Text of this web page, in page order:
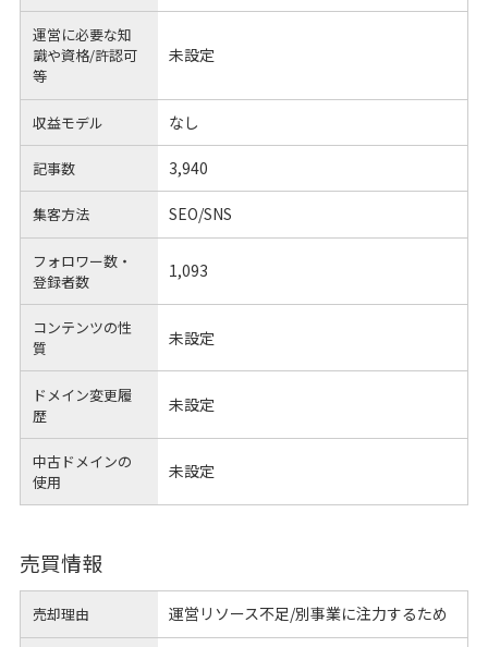
運営に必要な知
識や資格/許認可
等
未設定
収益モデル なし
記事数 3,940
集客方法 SEO/SNS
フォロワー数・
登録者数
1,093
コンテンツの性
質
未設定
ドメイン変更履
歴
未設定
中古ドメインの
使用
未設定
売買情報
売却理由 運営リソース不足/別事業に注力するため